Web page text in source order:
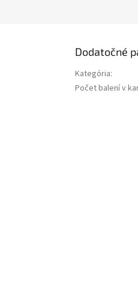
Dodatočné
Kategória:
Počet balení v